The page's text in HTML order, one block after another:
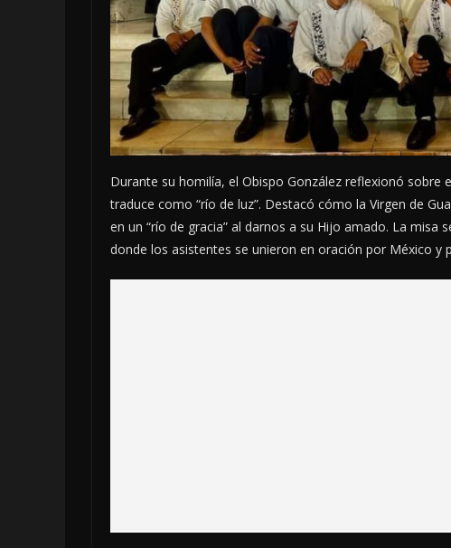
Durante su homilía, el Obispo González reflexionó sobre
traduce como “río de luz”. Destacó cómo la Virgen de
en un “río de gracia” al darnos a su Hijo amado. La
donde los asistentes se unieron en oración por México y